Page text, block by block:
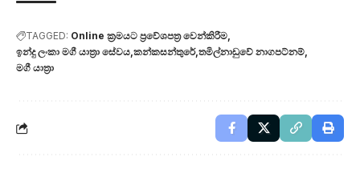
TAGGED: Online ක්‍රමයට ප්‍රවේශපත්‍ර වෙන්කිරීම
ඉන්දු ලංකා මගී යාත්‍රා සේවය කන්කසන්තුරේ තමිල්නාඩුවේ නාගපට්නම්
මගී යාත්‍රා